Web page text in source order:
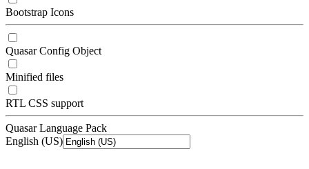
Bootstrap Icons
Quasar Config Object
Minified files
RTL CSS support
Quasar Language Pack
English (US)